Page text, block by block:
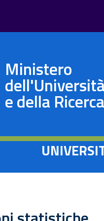
Ministero
dell'Università
e della Ricerca